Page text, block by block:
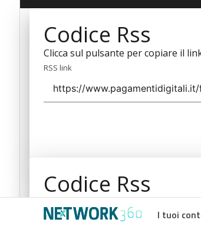
I tuoi
Codice Rss
Clicca sul pulsante per copiare il
RSS link
Codice Rss
RSS link